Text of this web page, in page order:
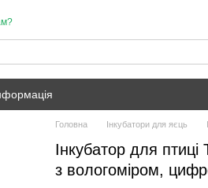
Головна Інкубатори для яєць
Інкубатор для
з вологоміром,